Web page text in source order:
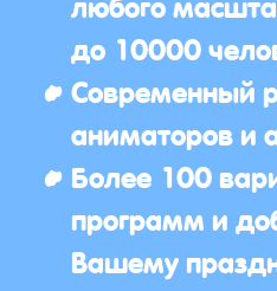
до 10000
Современный
аниматоров и
Более 100
программ и
Вашему